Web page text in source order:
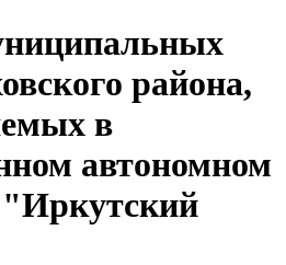
района,
в
автономном